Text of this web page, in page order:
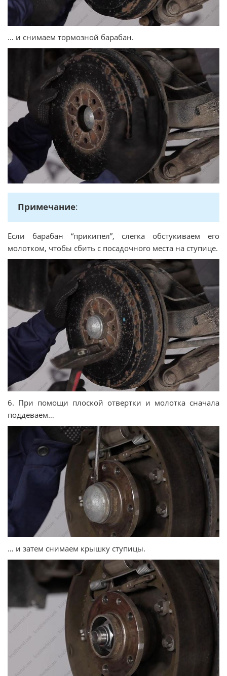
… и снимаем тормозной барабан.
Примечание:
Если барабан “прикипел”, слегка обстукиваем его
молотком, чтобы сбить с посадочного места на ступице.
6. При помощи плоской отвертки и молотка сначала
поддеваем…
… и затем снимаем крышку ступицы.